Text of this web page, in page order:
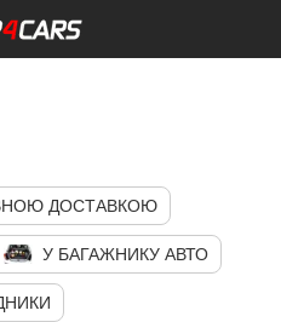
ДОСТАВКОЮ
У БАГАЖНИКУ АВТО